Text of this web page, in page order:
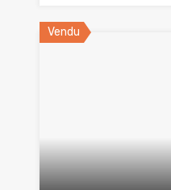
Vendu